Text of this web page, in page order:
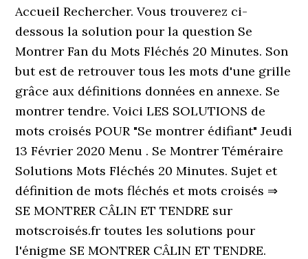
Accueil Rechercher. Vous trouverez ci-
dessous la solution pour la question Se
Montrer Fan du Mots Fléchés 20 Minutes. Son
but est de retrouver tous les mots d'une grille
grâce aux définitions données en annexe. Se
montrer tendre. Voici LES SOLUTIONS de
mots croisés POUR "Se montrer édifiant" Jeudi
13 Février 2020 Menu . Se Montrer Téméraire
Solutions Mots Fléchés 20 Minutes. Sujet et
définition de mots fléchés et mots croisés ⇒
SE MONTRER CÂLIN ET TENDRE sur
motscroisés.fr toutes les solutions pour
l'énigme SE MONTRER CÂLIN ET TENDRE.